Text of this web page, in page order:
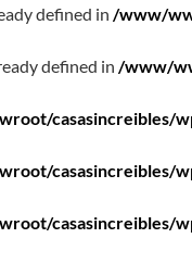
defined in /www/
defined in /www/
casasincreibles/
casasincreibles/
casasincreibles/